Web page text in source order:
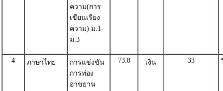
ความ(การ
เขียนเรียง
ความ) ม.1-
ม.3
4 ภาษาไทย
การแข่งขัน
การท่อง
อาขยาน
73.8 เงิน 33